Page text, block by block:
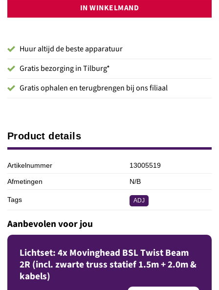
IN WINKELMAND
Huur altijd de beste apparatuur
Gratis bezorging in Tilburg*
Gratis ophalen en terugbrengen bij ons filiaal
Product details
Artikelnummer 13005519
Afmetingen N/B
Tags ADJ
Aanbevolen voor jou
Lichtset: 4x Movinghead BSL Twist Beam
2R (incl. zwarte truss statief 1.5m + 2.0m &
kabels)